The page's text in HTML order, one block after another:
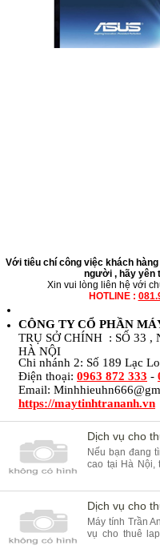
Với tiêu chí công việc khách
người , hãy yên
Xin vui lòng liên hệ với
HOTLINE :
CÔNG TY CỔ PHẦN
TRỤ SỞ CHÍNH : SỐ 33 ,
HÀ NỘI
Chi nhánh 2: Số 189 Lạc
Điện thoại: 0963 872 333 -
Email:
https://maytinhtrananh.vn
Dịch vụ cho
Nếu bạn đang
cao tại Hà Nội,
vị hàng đầu
N
Dịch vụ cho
Máy tính Trần
vụ cho thuê